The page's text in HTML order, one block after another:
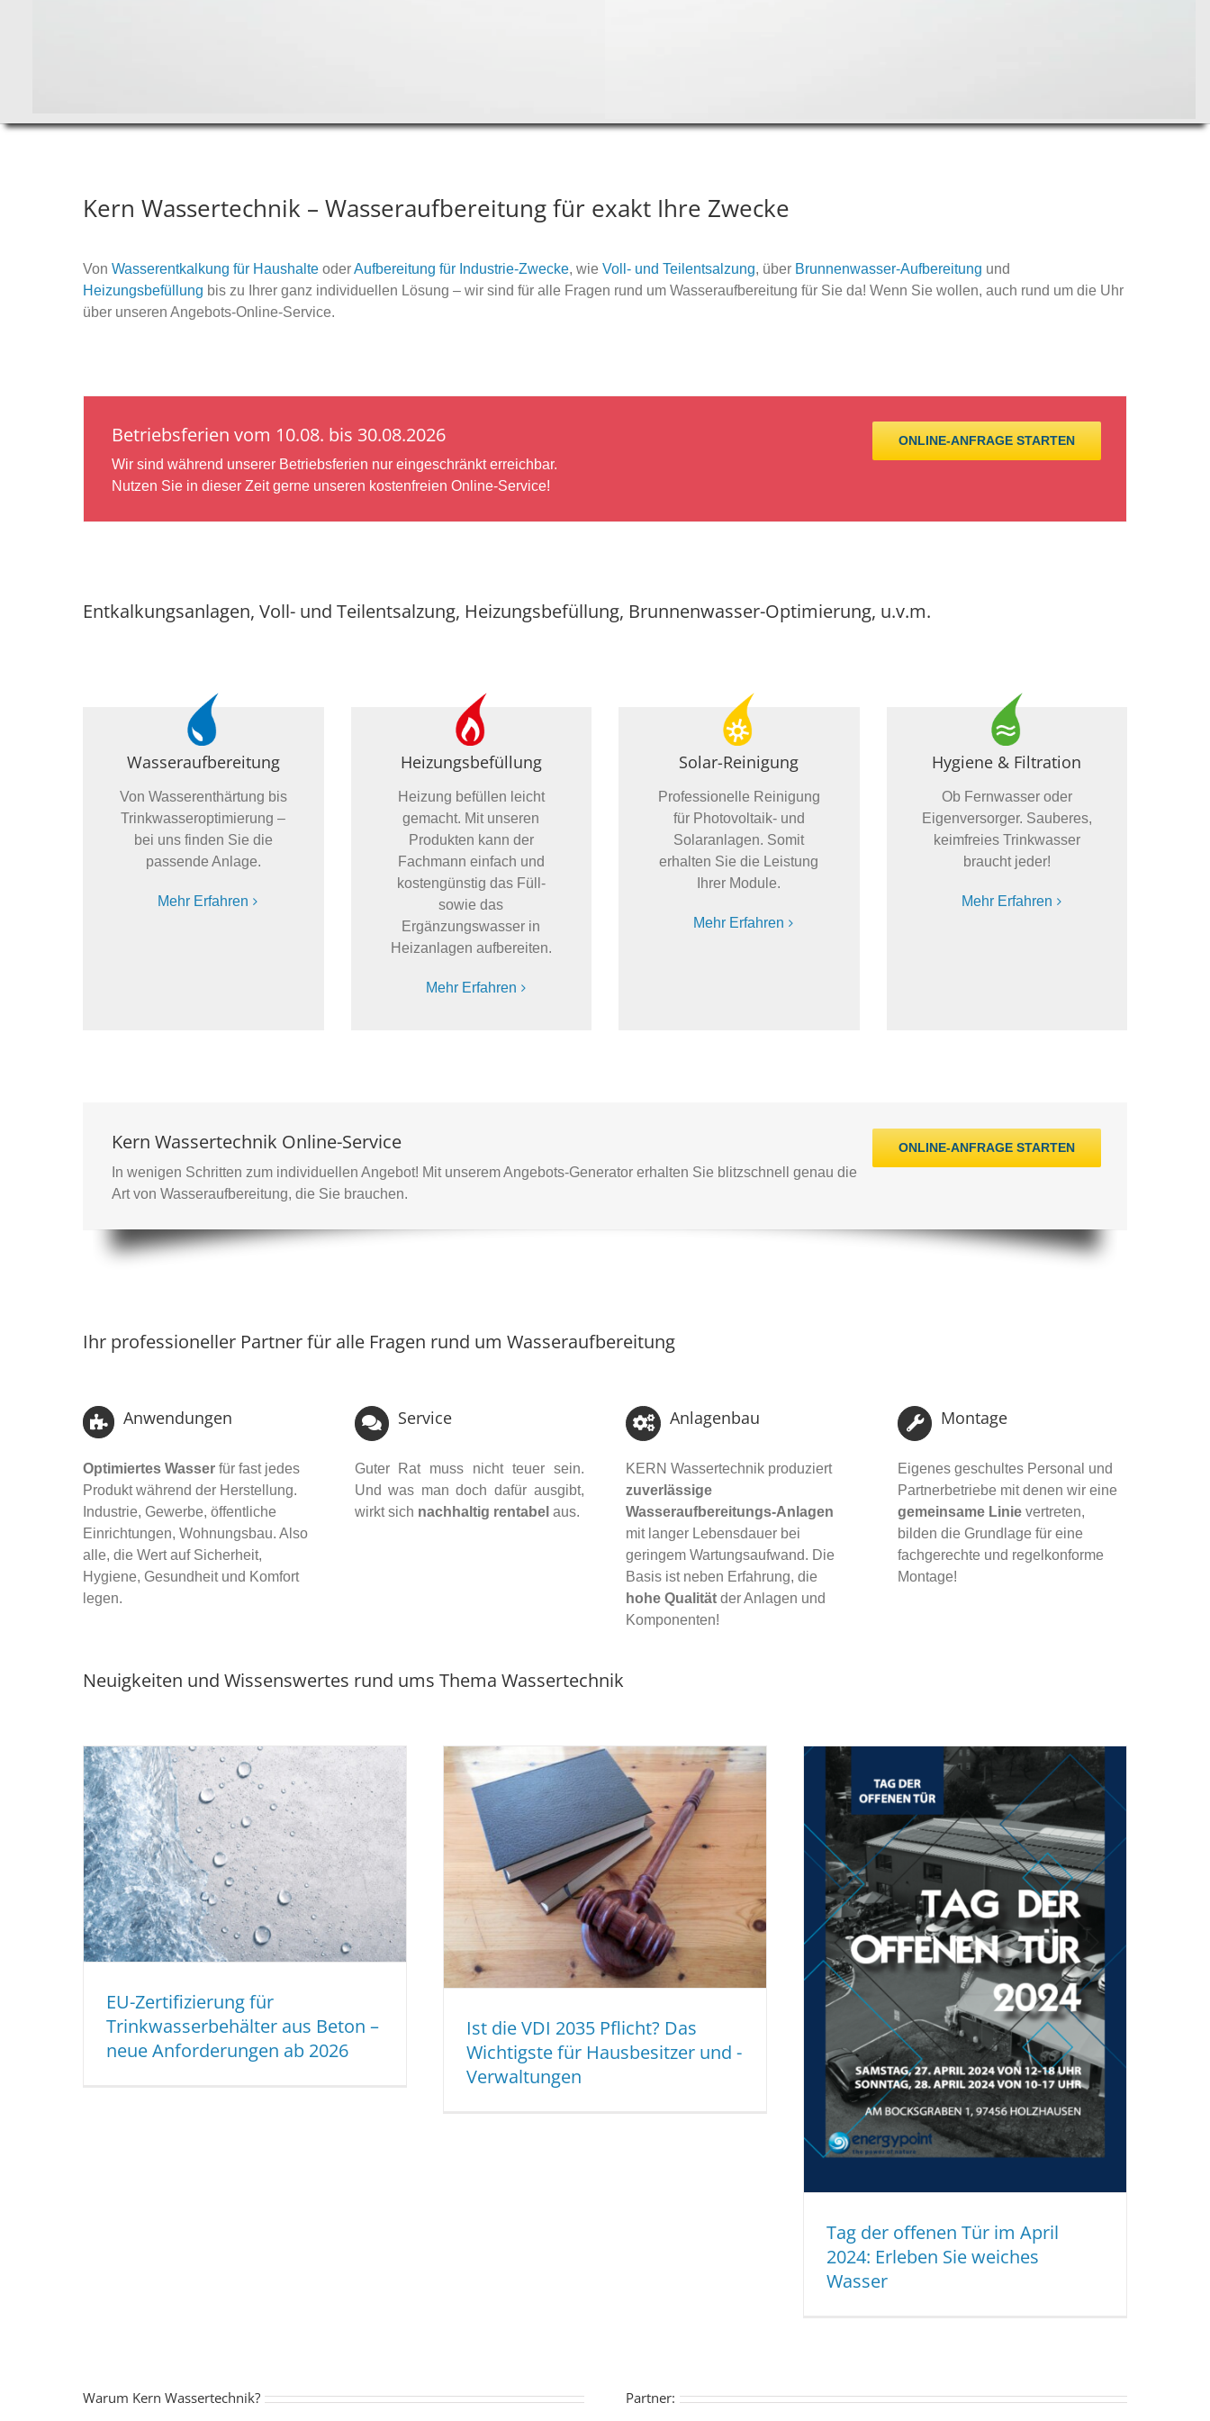
Kern Wassertechnik – Wasseraufbereitung für exakt Ihre Zwecke
Von Wasserentkalkung für Haushalte oderAufbereitung für Industrie-Zwecke, wie Voll- und Teilentsalzung, über Brunnenwasser-Aufbereitung und
Heizungsbefüllung bis zu Ihrer ganz individuellen Lösung – wir sind für alle Fragen rund um Wasseraufbereitung für Sie da! Wenn Sie wollen, auch rund um die Uhr
über unseren Angebots-Online-Service.
ONLINE-ANFRAGE STARTEN
Betriebsferien vom 10.08. bis 30.08.2026
Wir sind während unserer Betriebsferien nur eingeschränkt erreichbar.
Nutzen Sie in dieser Zeit gerne unseren kostenfreien Online-Service!
Entkalkungsanlagen, Voll- und Teilentsalzung, Heizungsbefüllung, Brunnenwasser-Optimierung, u.v.m.
Wasseraufbereitung
Von Wasserenthärtung bis
Trinkwasseroptimierung –
bei uns finden Sie die
passende Anlage.
Mehr Erfahren
Heizungsbefüllung
Heizung befüllen leicht
gemacht. Mit unseren
Produkten kann der
Fachmann einfach und
kostengünstig das Füll-
sowie das
Ergänzungswasser in
Heizanlagen aufbereiten.
Mehr Erfahren
Solar-Reinigung
Professionelle Reinigung
für Photovoltaik- und
Solaranlagen. Somit
erhalten Sie die Leistung
Ihrer Module.
Mehr Erfahren
Hygiene & Filtration
Ob Fernwasser oder
Eigenversorger. Sauberes,
keimfreies Trinkwasser
braucht jeder!
Mehr Erfahren
ONLINE-ANFRAGE STARTEN
Kern Wassertechnik Online-Service
In wenigen Schritten zum individuellen Angebot! Mit unserem Angebots-Generator erhalten Sie blitzschnell genau die
Art von Wasseraufbereitung, die Sie brauchen.
Ihr professioneller Partner für alle Fragen rund um Wasseraufbereitung
Anwendungen
Optimiertes Wasser für fast jedes
Produkt während der Herstellung.
Industrie, Gewerbe, öffentliche
Einrichtungen, Wohnungsbau. Also
alle, die Wert auf Sicherheit,
Hygiene, Gesundheit und Komfort
legen.
Service
Guter Rat muss nicht teuer sein.
Und was man doch dafür ausgibt,
wirkt sich nachhaltig rentabel aus.
Anlagenbau
KERN Wassertechnik produziert
zuverlässige
Wasseraufbereitungs-Anlagen
mit langer Lebensdauer bei
geringem Wartungsaufwand. Die
Basis ist neben Erfahrung, die
hohe Qualität der Anlagen und
Komponenten!
Montage
Eigenes geschultes Personal und
Partnerbetriebe mit denen wir eine
gemeinsame Linievertreten,
bilden die Grundlage für eine
fachgerechte und regelkonforme
Montage!
Neuigkeiten und Wissenswertes rund ums Thema Wassertechnik
EU-Zertifizierung für
Trinkwasserbehälter aus Beton –
neue Anforderungen ab 2026
Ist die VDI 2035 Pflicht? Das Wichtigste für
Hausbesitzer und -Verwaltungen
News
Ist die VDI 2035 Pflicht? Das
Wichtigste für Hausbesitzer und -
Verwaltungen
Tag der offenen Tür im April 2024: Erleben
Sie weiches Wasser
Tag der offenen Tür im April
2024: Erleben Sie weiches
Wasser
Warum Kern Wassertechnik? Partner: